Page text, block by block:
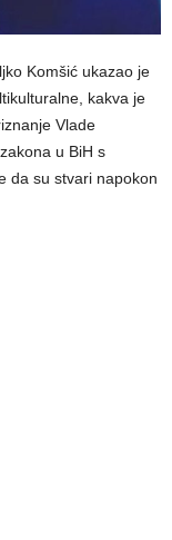
Komšić ukazao je
kakva je
Vlade
u BiH s
da su stvari napokon